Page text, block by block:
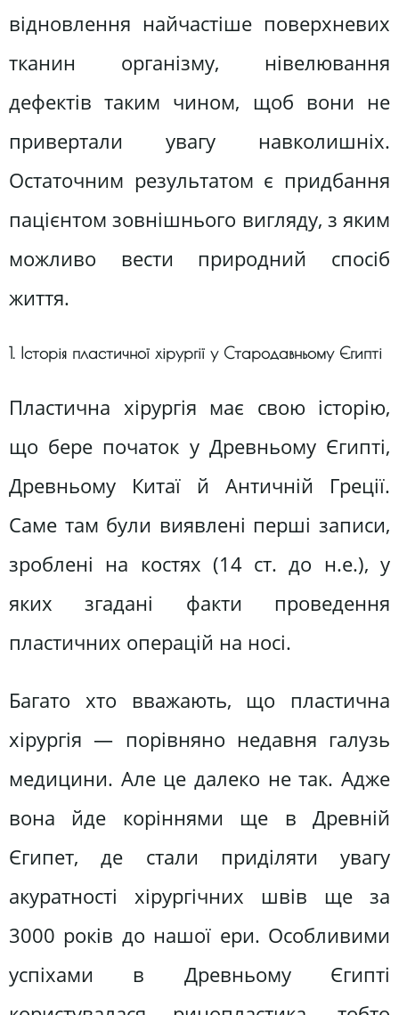
відновлення найчастіше поверхневих
тканин організму, нівелювання
дефектів таким чином, щоб вони не
привертали увагу навколишніх.
Остаточним результатом є придбання
пацієнтом зовнішнього вигляду, з яким
можливо вести природний спосіб
життя.
1. Історія пластичної хірургії у Стародавньому Єгипті
Пластична хірургія має свою історію,
що бере початок у Древньому Єгипті,
Древньому Китаї й Античній Греції.
Саме там були виявлені перші записи,
зроблені на костях (14 ст. до н.е.), у
яких згадані факти проведення
пластичних операцій на носі.
Багато хто вважають, що пластична
хірургія — порівняно недавня галузь
медицини. Але це далеко не так. Адже
вона йде коріннями ще в Древній
Єгипет, де стали приділяти увагу
акуратності хірургічних швів ще за
3000 років до нашої ери. Особливими
успіхами в Древньому Єгипті